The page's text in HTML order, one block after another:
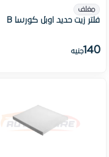
مغلف
فلتر زيت حديد اوبل كورسا B
140جنيه